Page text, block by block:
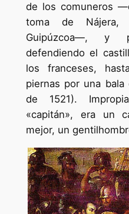
de los comuneros
toma de Nájera,
Guipúzcoa—, y
defendiendo el
los franceses,
piernas por una
de 1521).
«capitán», era un
mejor, un